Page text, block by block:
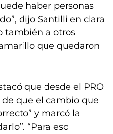
haber personas
dijo Santilli en clara
también a otros
que quedaron
que desde el PRO
de que el cambio que
y marcó la
“Para eso